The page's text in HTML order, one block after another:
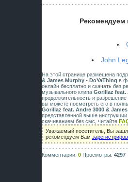
Рекомендуем
John
На этой странице размещена
& James Murphy - DoYaThing в
онлайн бесплатно и скачать без
музыкального клипа Gorillaz feat.
продолжительность и
вы можете посмотреть его в
Gorillaz feat. Andre 3000 &
представленной выше
скачиванием без смс, читайте
Уважаемый посетитель, Вы
рекомендуем Вам
Комментарии: 0 Просмотры: 4297